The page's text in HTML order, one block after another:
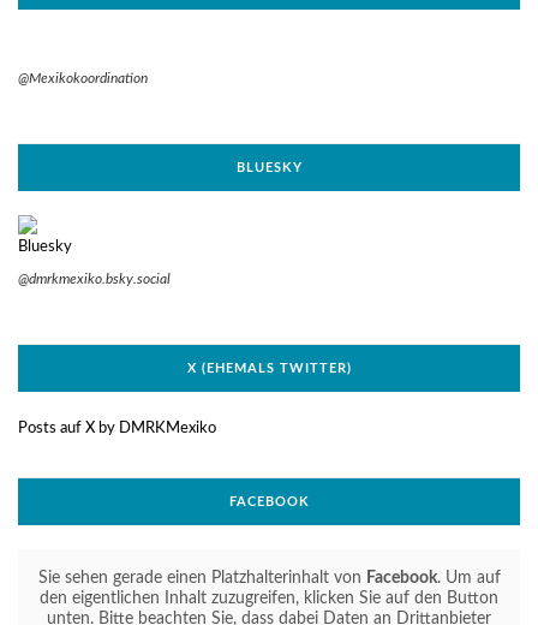
@Mexikokoordination
BLUESKY
@dmrkmexiko.bsky.social
X (EHEMALS TWITTER)
Posts auf X by DMRKMexiko
FACEBOOK
Sie sehen gerade einen Platzhalterinhalt von Facebook. Um auf
den eigentlichen Inhalt zuzugreifen, klicken Sie auf den Button
unten. Bitte beachten Sie, dass dabei Daten an Drittanbieter